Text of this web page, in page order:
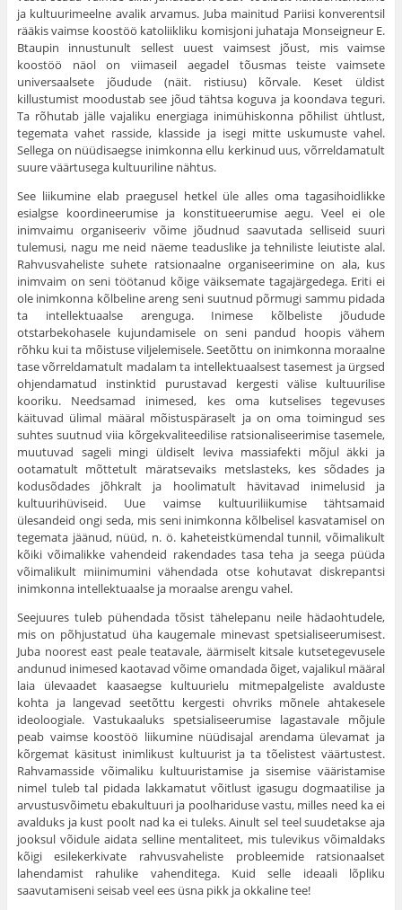
ja kultuurimeelne avalik arvamus. Juba mainitud Pariisi konverentsil
rääkis vaimse koostöö katoliikliku komisjoni juhataja Monseigneur E.
Btaupin innustunult sellest uuest vaimsest jõust, mis vaimse
koostöö näol on viimaseil aegadel tõusmas teiste vaimsete
universaalsete jõudude (näit. ristiusu) kõrvale. Keset üldist
killustumist moodustab see jõud tähtsa koguva ja koondava teguri.
Ta rõhutab jälle vajaliku energiaga inimühiskonna põhilist ühtlust,
tegemata vahet rasside, klasside ja isegi mitte uskumuste vahel.
Sellega on nüüdisaegse inimkonna ellu kerkinud uus, võrreldamatult
suure väärtusega kultuuriline nähtus.
See liikumine elab praegusel hetkel üle alles oma tagasihoidlikke
esialgse koordineerumise ja konstitueerumise aegu. Veel ei ole
inimvaimu organiseeriv võime jõudnud saavutada selliseid suuri
tulemusi, nagu me neid näeme teaduslike ja tehniliste leiutiste alal.
Rahvusvaheliste suhete ratsionaalne organiseerimine on ala, kus
inimvaim on seni töötanud kõige väiksemate tagajärgedega. Eriti ei
ole inimkonna kõlbeline areng seni suutnud põrmugi sammu pidada
ta intellektuaalse arenguga. Inimese kõlbeliste jõudude
otstarbekohasele kujundamisele on seni pandud hoopis vähem
rõhku kui ta mõistuse viljelemisele. Seetõttu on inimkonna moraalne
tase võrreldamatult madalam ta intellektuaalsest tasemest ja ürgsed
ohjendamatud instinktid purustavad kergesti välise kultuurilise
kooriku. Needsamad inimesed, kes oma kutselises tegevuses
käituvad ülimal määral mõistuspäraselt ja on oma toimingud ses
suhtes suutnud viia kõrgekvaliteedilise ratsionaliseerimise tasemele,
muutuvad sageli mingi üldiselt leviva massiafekti mõjul äkki ja
ootamatult mõttetult märatsevaiks metslasteks, kes sõdades ja
kodusõdades jõhkralt ja hoolimatult hävitavad inimelusid ja
kultuurihüviseid. Uue vaimse kultuuriliikumise tähtsamaid
ülesandeid ongi seda, mis seni inimkonna kõlbelisel kasvatamisel on
tegemata jäänud, nüüd, n. ö. kaheteistkümendal tunnil, võimalikult
kõiki võimalikke vahendeid rakendades tasa teha ja seega püüda
võimalikult miinimumini vähendada otse kohutavat diskrepantsi
inimkonna intellektuaalse ja moraalse arengu vahel.
Seejuures tuleb pühendada tõsist tähelepanu neile hädaohtudele,
mis on põhjustatud üha kaugemale minevast spetsialiseerumisest.
Juba noorest east peale teatavale, äärmiselt kitsale kutsetegevusele
andunud inimesed kaotavad võime omandada õiget, vajalikul määral
laia ülevaadet kaasaegse kultuurielu mitmepalgeliste avalduste
kohta ja langevad seetõttu kergesti ohvriks mõnele ahtakesele
ideoloogiale. Vastukaaluks spetsialiseerumise lagastavale mõjule
peab vaimse koostöö liikumine nüüdisajal arendama ülevamat ja
kõrgemat käsitust inimlikust kultuurist ja ta tõelistest väärtustest.
Rahvamasside võimaliku kultuuristamise ja sisemise vääristamise
nimel tuleb tal pidada lakkamatut võitlust igasugu dogmaatilise ja
arvustusvõimetu ebakultuuri ja poolhariduse vastu, milles need ka ei
avalduks ja kust poolt nad ka ei tuleks. Ainult sel teel suudetakse aja
jooksul võidule aidata selline mentaliteet, mis tulevikus võimaldaks
kõigi esilekerkivate rahvusvaheliste probleemide ratsionaalset
lahendamist rahulike vahenditega. Kuid selle ideaali lõpliku
saavutamiseni seisab veel ees üsna pikk ja okkaline tee!